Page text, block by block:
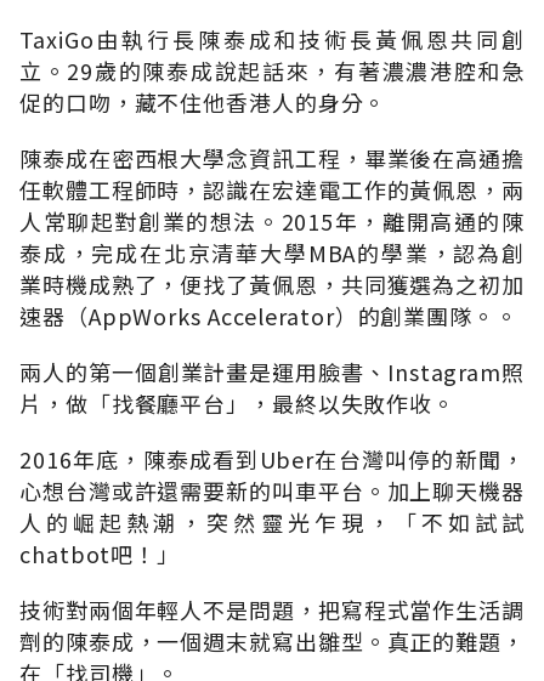
TaxiGo由執行長陳泰成和技術長黃佩恩共同創
立。29歲的陳泰成說起話來，有著濃濃港腔和急
促的口吻，藏不住他香港人的身分。
陳泰成在密西根大學念資訊工程，畢業後在高通擔
任軟體工程師時，認識在宏達電工作的黃佩恩，兩
人常聊起對創業的想法。2015年，離開高通的陳
泰成，完成在北京清華大學MBA的學業，認為創
業時機成熟了，便找了黃佩恩，共同獲選為之初加
速器（AppWorks Accelerator）的創業團隊。。
兩人的第一個創業計畫是運用臉書、Instagram照
片，做「找餐廳平台」，最終以失敗作收。
2016年底，陳泰成看到Uber在台灣叫停的新聞，
心想台灣或許還需要新的叫車平台。加上聊天機器
人的崛起熱潮，突然靈光乍現，「不如試試
chatbot吧！」
技術對兩個年輕人不是問題，把寫程式當作生活調
劑的陳泰成，一個週末就寫出雛型。真正的難題，
在「找司機」。